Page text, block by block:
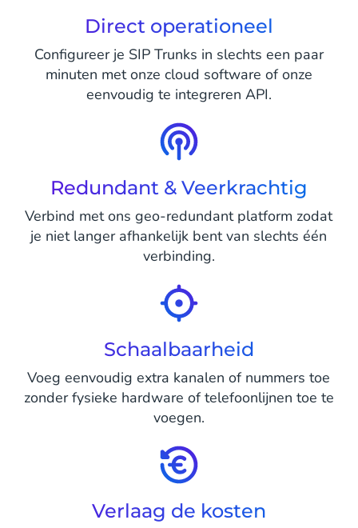
Direct operationeel
Configureer je SIP Trunks in slechts een paar
minuten met onze cloud software of onze
eenvoudig te integreren API.
Redundant & Veerkrachtig
Verbind met ons geo-redundant platform zodat
je niet langer afhankelijk bent van slechts één
verbinding.
Schaalbaarheid
Voeg eenvoudig extra kanalen of nummers toe
zonder fysieke hardware of telefoonlijnen toe te
voegen.
Verlaag de kosten